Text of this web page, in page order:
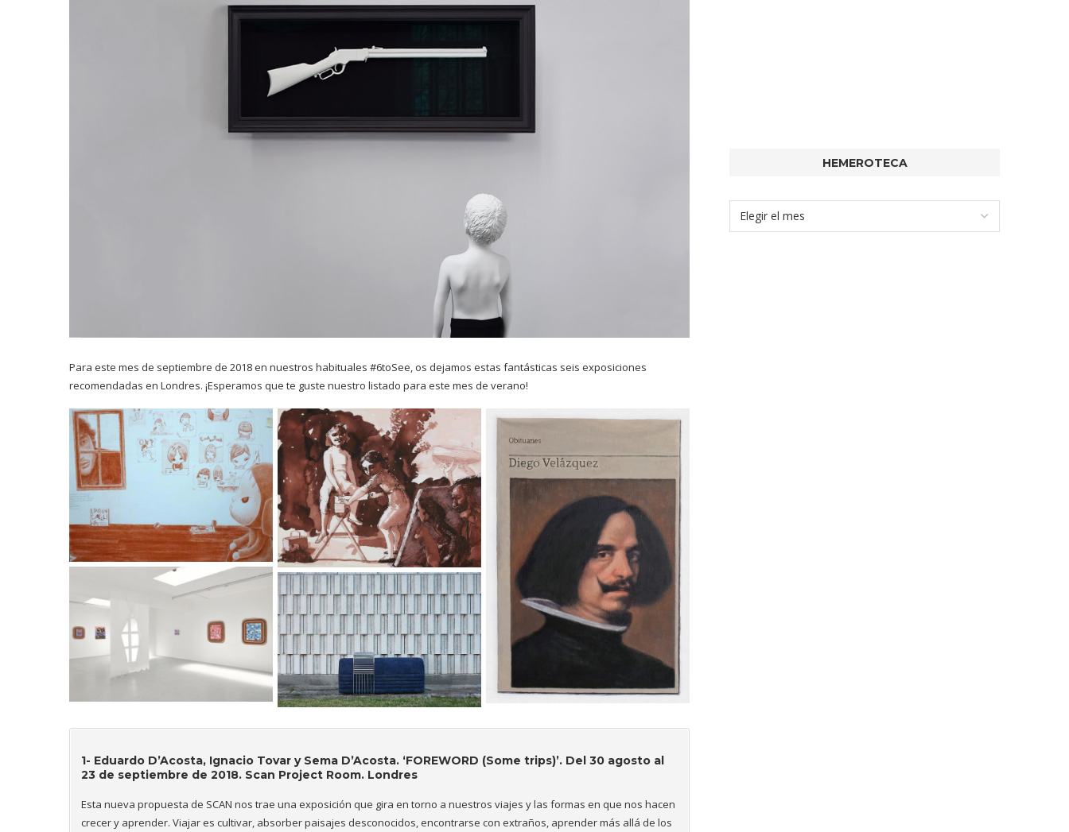
Para este mes de septiembre de 2018 en nuestros habituales #6toSee, os dejamos estas fantásticas seis exposiciones
recomendadas en Londres. ¡Esperamos que te guste nuestro listado para este mes de verano!
1- Eduardo D’Acosta, Ignacio Tovar y Sema D’Acosta. ‘FOREWORD (Some trips)’. Del 30 agosto al
23 de septiembre de 2018. Scan Project Room. Londres
Esta nueva propuesta de SCAN nos trae una exposición que gira en torno a nuestros viajes y las formas en que nos hacen
crecer y aprender. Viajar es cultivar, absorber paisajes desconocidos, encontrarse con extraños, aprender más allá de los
HEMEROTECA